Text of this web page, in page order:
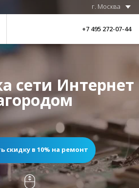
г. Москва
+7 495 272-07-44
сети Интернет
скидку в 10% на ремонт